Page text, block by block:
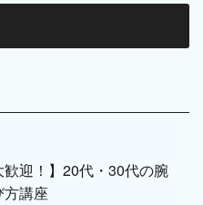
歓迎！】20代・30代の腕
講座